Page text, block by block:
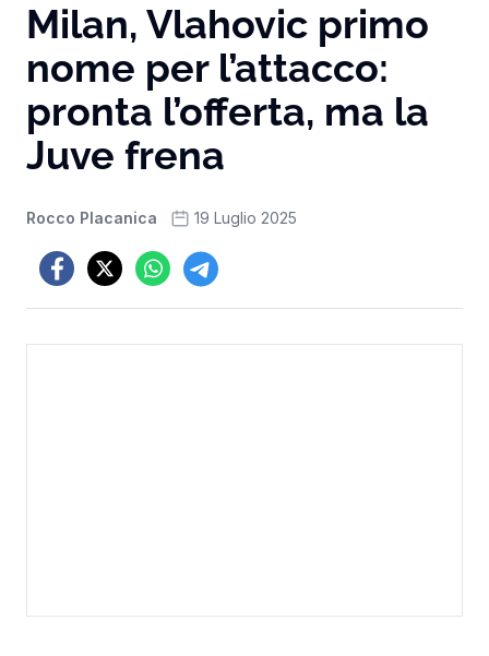
Milan, Vlahovic primo
nome per l’attacco:
pronta l’offerta, ma la
Juve frena
Rocco Placanica 19 Luglio 2025